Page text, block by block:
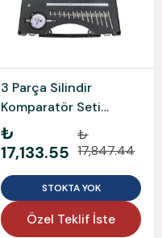
3 Parça Silindir
Komparatör Seti
W4106-S03 4106-S03
₺
17,133.55
₺
17,847.44
STOKTA YOK
Özel Teklif İste